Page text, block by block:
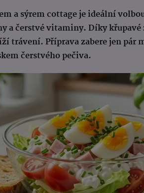
a sýrem cottage je ideální
čerstvé vitaminy. Díky křupavé
trávení. Příprava zabere jen pár
čerstvého pečiva.